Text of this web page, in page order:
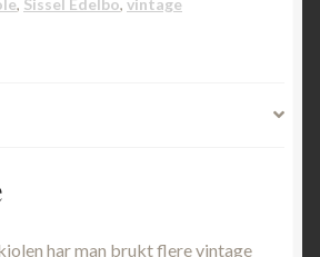
, Sissel Edelbo, vintage
har man brukt flere vintage